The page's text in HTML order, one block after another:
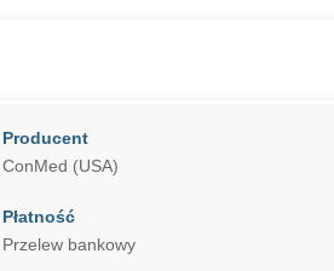
Producent
ConMed (USA)
Płatność
Przelew bankowy